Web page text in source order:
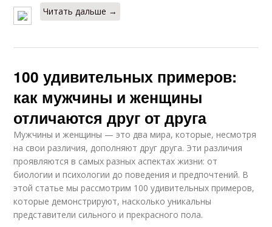
Читать дальше →
100 удивительных примеров:
как мужчины и женщины
отличаются друг от друга
Мужчины и женщины — это два мира, которые, несмотря
на свои различия, дополняют друг друга. Эти различия
проявляются в самых разных аспектах жизни: от
биологии и психологии до поведения и предпочтений. В
этой статье мы рассмотрим 100 удивительных примеров,
которые демонстрируют, насколько уникальны
представители сильного и прекрасного пола.